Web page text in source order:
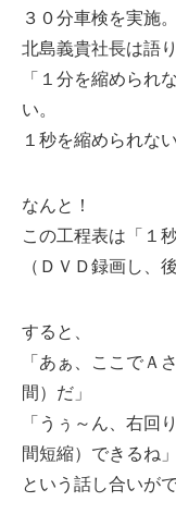
３０分車検を実施。
北島義貴社長は語り
「１分を縮められ
い。
１秒を縮められな
なんと！
この工程表は「１
（ＤＶＤ録画し、
すると、
「あぁ、ここでＡ
間）だ」
「うぅ～ん、右回
間短縮）できるね」
という話し合いが